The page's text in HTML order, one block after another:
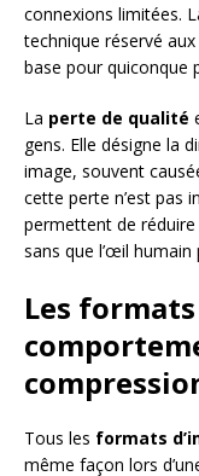
connexions limitées.
technique réservé
base pour quiconque
La perte de qualité
gens. Elle désigne la
image, souvent
cette perte n’est pas
permettent de réduire
sans que l’œil
Les
Tous les formats
même façon lors